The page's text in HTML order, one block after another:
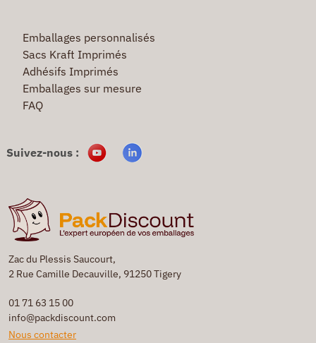
Zac du Plessis Saucourt,
2 Rue Camille Decauville, 91250 Tigery
01 71 63 15 00
info@packdiscount.com
Nous contacter
Emballages personnalisés
Sacs Kraft Imprimés
Adhésifs Imprimés
Emballages sur mesure
FAQ
Suivez-nous :